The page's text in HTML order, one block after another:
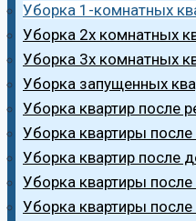
Уборка 1-комнатных
Уборка 2х комнатных
Уборка 3х комнатных
Уборка запущенных
Уборка квартир после
Уборка квартиры
Уборка квартир после
Уборка квартиры после
Уборка квартиры после